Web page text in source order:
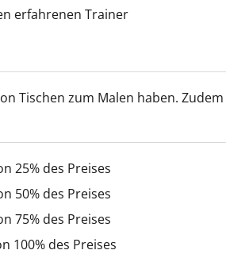
erfahrenen Trainer
Tischen zum Malen haben. Zudem
25% des Preises
50% des Preises
75% des Preises
100% des Preises